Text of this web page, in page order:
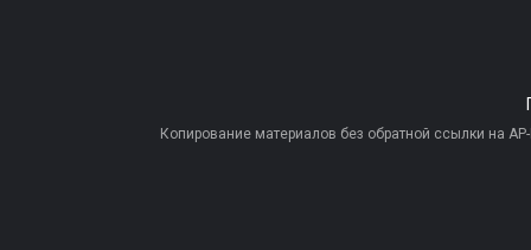
Копирование материалов без обратной ссылки на